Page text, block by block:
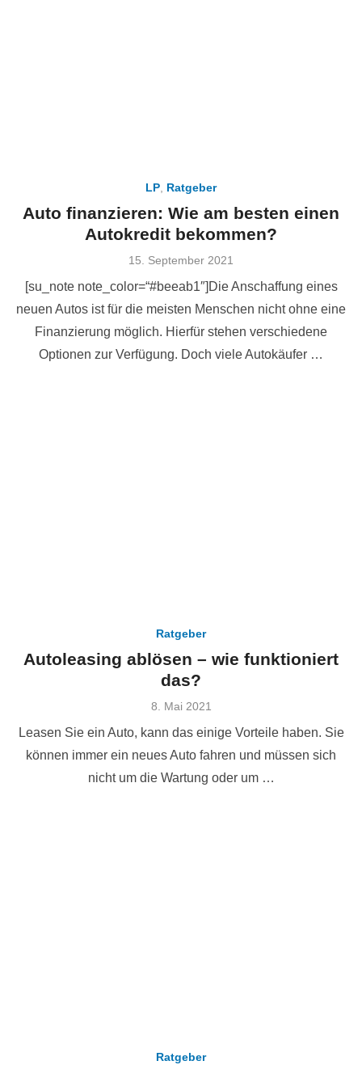
LP Ratgeber
Auto finanzieren: Wie am besten einen
Autokredit bekommen?
Veröffentlicht
15. September 2021
[su_note note_color=“#beeab1″]Die Anschaffung eines
neuen Autos ist für die meisten Menschen nicht ohne eine
Finanzierung möglich. Hierfür stehen verschiedene
Optionen zur Verfügung. Doch viele Autokäufer …
Ratgeber
Autoleasing ablösen – wie funktioniert
das?
Veröffentlicht
8. Mai 2021
Leasen Sie ein Auto, kann das einige Vorteile haben. Sie
können immer ein neues Auto fahren und müssen sich
nicht um die Wartung oder um …
Ratgeber